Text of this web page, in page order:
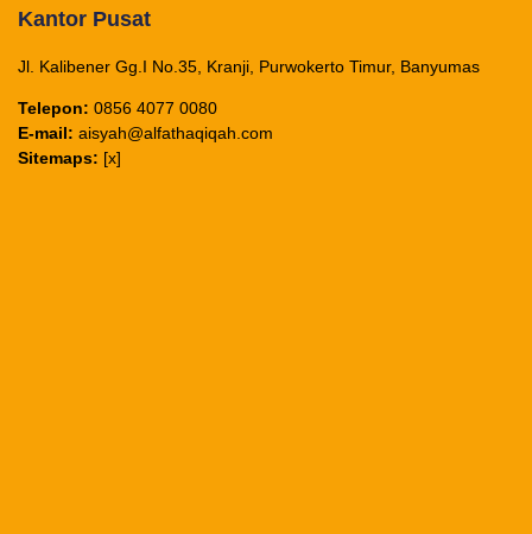
Kantor Pusat
Jl. Kalibener Gg.I No.35, Kranji, Purwokerto Timur, Banyumas
Telepon: 0856 4077 0080
E-mail: aisyah@alfathaqiqah.com
Sitemaps: [x]